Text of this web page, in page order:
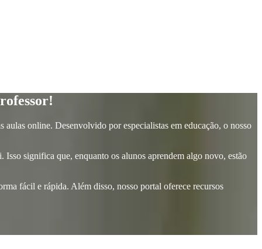
aulas online. Desenvolvido por especialistas em educação, o nosso
Isso significa que, enquanto os alunos aprendem algo novo, estão
fácil e rápida. Além disso, nosso portal oferece recursos